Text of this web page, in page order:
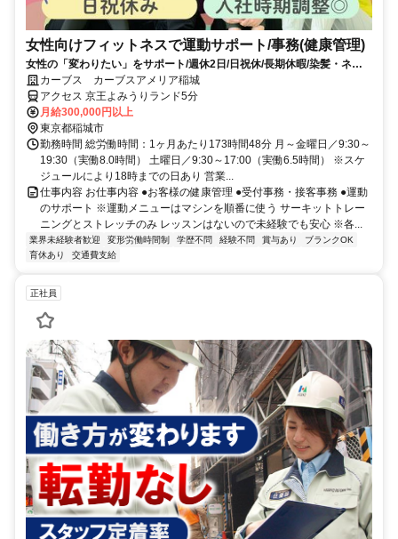
女性向けフィットネスで運動サポート/事務(健康管理)
女性の「変わりたい」をサポート/週休2日/日祝休/長期休暇/染髪・ネイ
ルOK※規定内
カーブス カーブスアメリア稲城
アクセス 京王よみうりランド5分
月給300,000円以上
東京都稲城市
勤務時間 総労働時間：1ヶ月あたり173時間48分 月～金曜日／9:30～
19:30（実働8.0時間） 土曜日／9:30～17:00（実働6.5時間） ※スケ
ジュールにより18時までの日あり 営業...
仕事内容 お仕事内容 ●お客様の健康管理 ●受付事務・接客事務 ●運動
のサポート ※運動メニューはマシンを順番に使う サーキットトレー
ニングとストレッチのみ レッスンはないので未経験でも安心 ※各...
業界未経験者歓迎 変形労働時間制 学歴不問 経験不問 賞与あり
ブランクOK
育休あり
交通費支給
正社員